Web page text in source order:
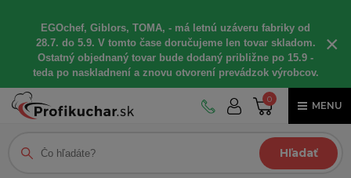
EGOchef, Giblors, TOMA, - má letnú uzáveru fabriky od
28.7. do 5.9. V tomto čase doručujeme len tovar skladom.
Ostatný objednaný tovar bude dodaný približne po 15.9 -
teda po naskladnení a znovu otvorení prevádzok výrobcov.
×
0
MENU
Hľadať